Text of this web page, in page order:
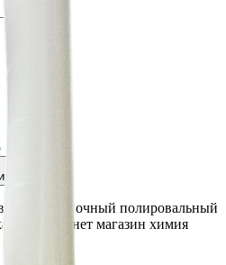
полировочный полировальный
интернет магазин химия